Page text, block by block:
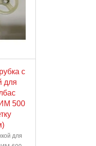
с
для
500
для